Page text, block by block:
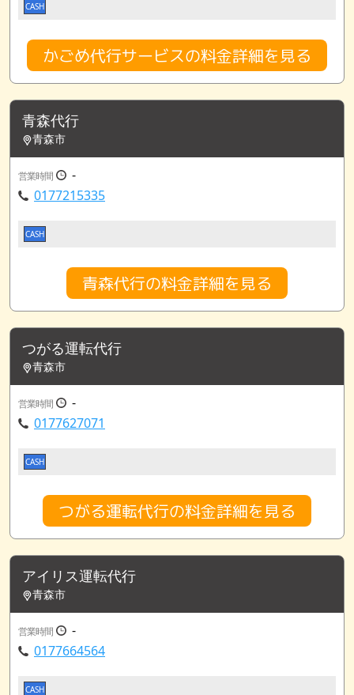
CASH
かごめ代行サービスの料金詳細を見る
青森代行
青森市
営業時間
-
0177215335
CASH
青森代行の料金詳細を見る
つがる運転代行
青森市
営業時間
-
0177627071
CASH
つがる運転代行の料金詳細を見る
アイリス運転代行
青森市
営業時間
-
0177664564
CASH